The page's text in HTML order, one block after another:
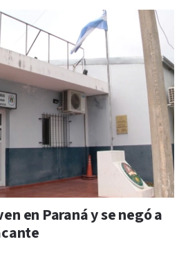
en Paraná y se negó a